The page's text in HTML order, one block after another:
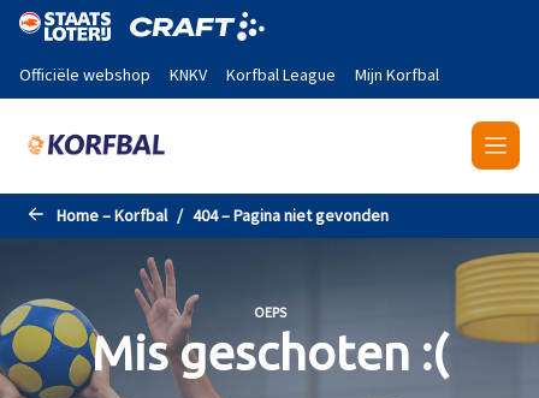
Naar de hoofdinhoud gaan
Officiële webshop KNKV Korfbal League Mijn Korfbal
Home – Korfbal 404 – Pagina niet gevonden
OEPS
Mis geschoten :(